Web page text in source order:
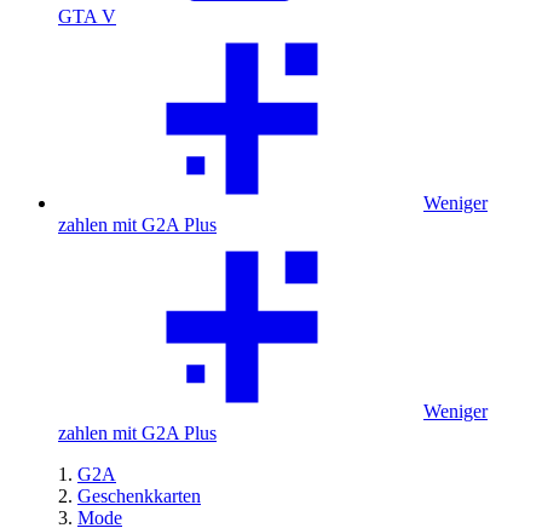
GTA V
Weniger
zahlen mit G2A Plus
Weniger
zahlen mit G2A Plus
G2A
Geschenkkarten
Mode